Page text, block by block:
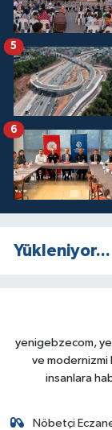
5
6
Yükleniyor...
yenigebzecom,
ve modernizmi
insanlara
Nöbetçi